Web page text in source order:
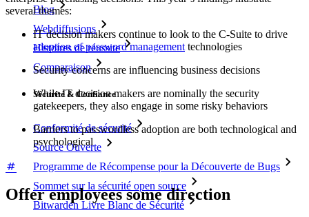
Blog
Webdiffusions
Histoires de réussite
Comparaison
Sécurité & Confiance
Conformité de sécurité
Source Ouverte
Programme de Récompense pour la Découverte de Bugs
Sommet sur la sécurité open source
Bitwarden Livre Blanc de Sécurité
several themes:
IT decision makers continue to look to the C-Suite to drive
adoption of password management technologies
Security concerns are influencing business decisions
While IT decision makers are nominally the security
gatekeepers, they also engage in some risky behaviors
Barriers to passwordless adoption are both technological and
psychological
Offer employees some direction